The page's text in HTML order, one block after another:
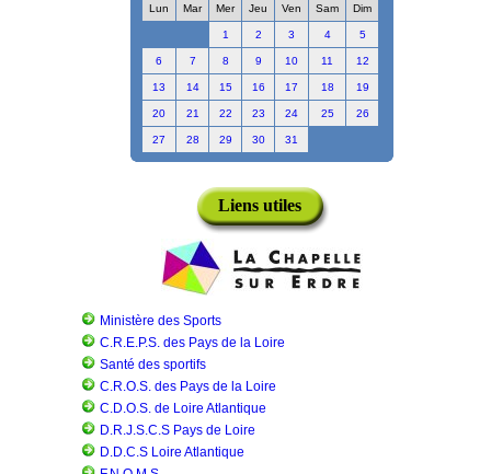
Lun Mar Mer Jeu Ven Sam Dim
1 2 3 4 5
6 7 8 9 10 11 12
13 14 15 16 17 18 19
20 21 22 23 24 25 26
27 28 29 30 31
Liens utiles
Ministère des Sports
C.R.E.P.S. des Pays de la Loire
Santé des sportifs
C.R.O.S. des Pays de la Loire
C.D.O.S. de Loire Atlantique
D.R.J.S.C.S Pays de Loire
D.D.C.S Loire Atlantique